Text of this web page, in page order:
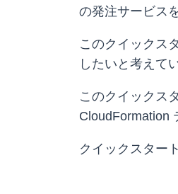
の発注サービス
このクイックス
したいと考えて
このクイックス
CloudFormation
クイックスター